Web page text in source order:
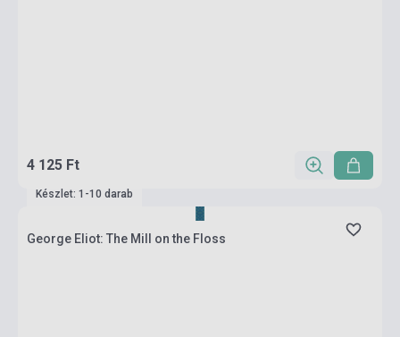
4 125 Ft
Készlet: 1-10 darab
George Eliot: The Mill on the Floss